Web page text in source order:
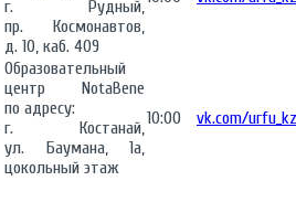
г. Рудный,
пр. Космонавтов,
д. 10, каб. 409
Образовательный
центр NotaBene
по адресу:
г. Костанай,
ул. Баумана, 1а,
цокольный этаж
10:00 vk.com/urfu_kz